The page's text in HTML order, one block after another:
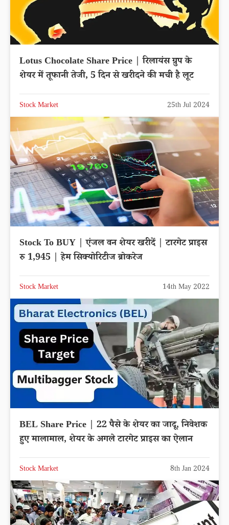
Lotus Chocolate Share Price | रिलायंस ग्रुप के
शेयर में तूफानी तेजी, 5 दिन से खरीदने की मची है लूट
Stock Market 25th Jul 2024
Stock To BUY | एंजल वन शेयर खरीदें | टारगेट प्राइस
रु 1,945 | हेम सिक्योरिटीज ब्रोकरेज
Stock Market 14th May 2022
BEL Share Price | 22 पैसे के शेयर का जादू, निवेशक
हुए मालामाल, शेयर के अगले टारगेट प्राइस का ऐलान
Stock Market 8th Jan 2024